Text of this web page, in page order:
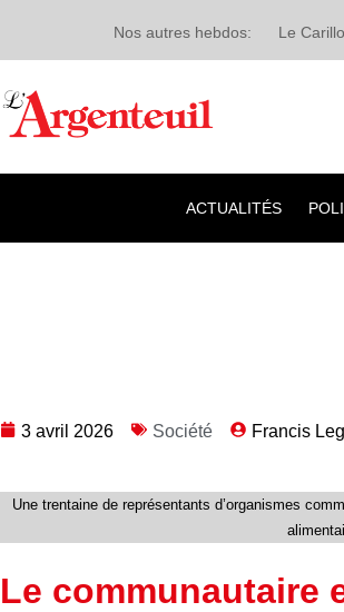
Nos autres hebdos: Le
ACTUALITÉS
3 avril 2026 Société Francis
Une trentaine de représentants d’organismes
Le communautaire